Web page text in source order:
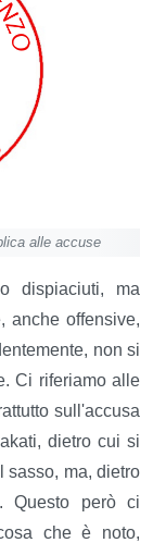
alle accuse
dispiaciuti, ma
anche offensive,
non si
Ci riferiamo alle
sull'accusa
dietro cui si
sasso, ma, dietro
Questo però ci
che è noto,